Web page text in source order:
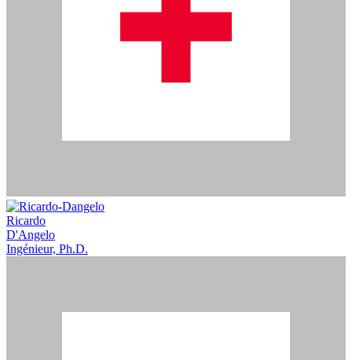
Ricardo
D'Angelo
Ingénieur, Ph.D.